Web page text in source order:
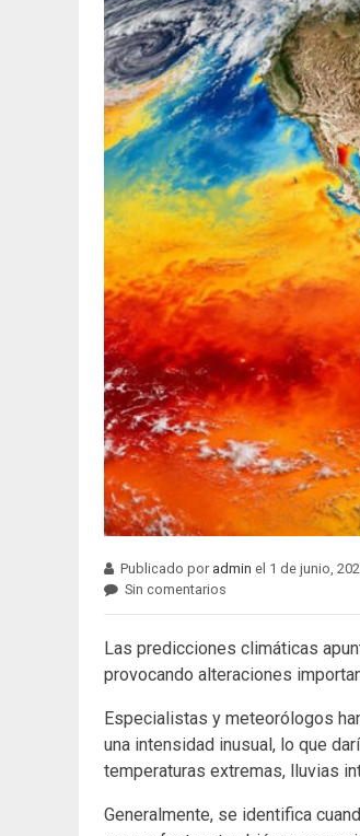
Publicado por admin el 1 de junio,
Sin comentarios
Las predicciones climáticas
provocando alteraciones
Especialistas y meteorólogos
una intensidad inusual, lo que
temperaturas extremas, lluvias
Generalmente, se identifica